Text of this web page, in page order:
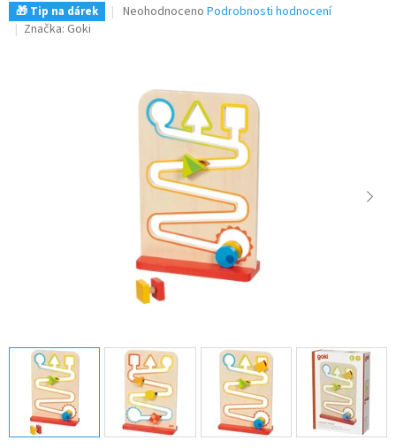
🎁 Tip na dárek
Průměrné
hvězdiček.
Neohodnoceno Podrobnosti hodnocení
Značka: Goki